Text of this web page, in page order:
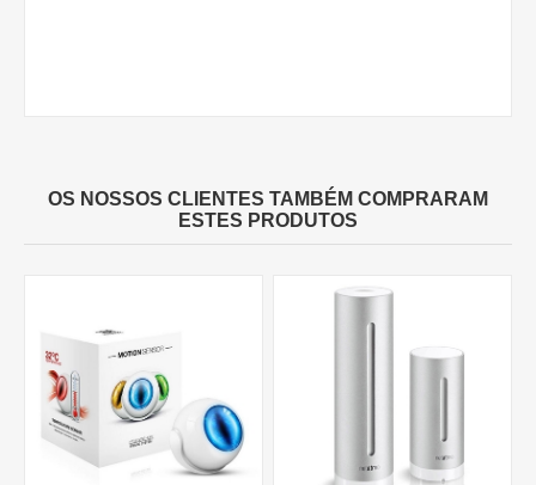
OS NOSSOS CLIENTES TAMBÉM COMPRARAM
ESTES PRODUTOS